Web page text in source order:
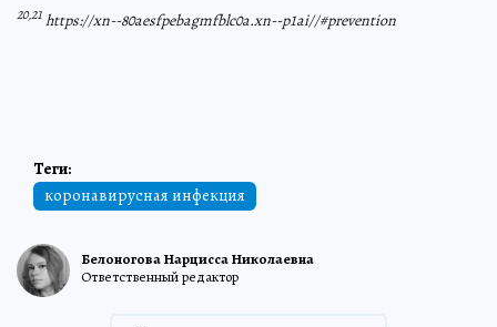
20,21https://xn--80aesfpebagmfblc0a.xn--p1ai//#prevention
коронавирусная инфекция
Белоногова Нарцисса Николаевна
Ответственный редактор